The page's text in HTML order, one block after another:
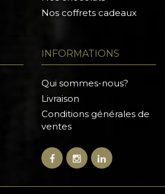
Nos coffrets cadeaux
INFORMATIONS
Qui sommes-nous?
Livraison
Conditions générales de
ventes